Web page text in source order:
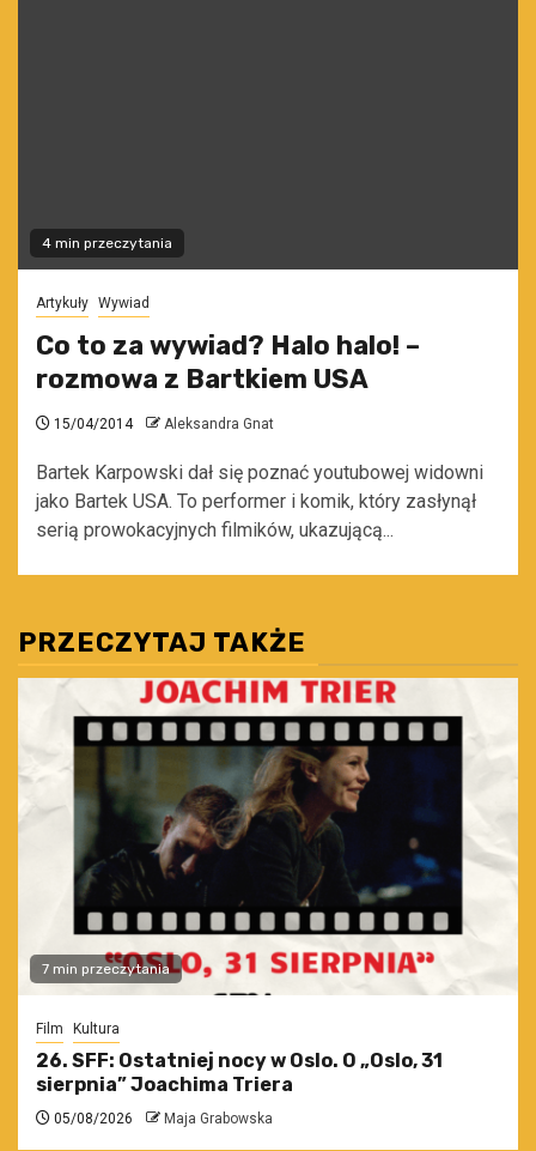
4 min przeczytania
Artykuły Wywiad
Co to za wywiad? Halo halo! –
rozmowa z Bartkiem USA
15/04/2014 Aleksandra Gnat
Bartek Karpowski dał się poznać youtubowej widowni
jako Bartek USA. To performer i komik, który zasłynął
serią prowokacyjnych filmików, ukazującą...
PRZECZYTAJ TAKŻE
7 min przeczytania
Film Kultura
26. SFF: Ostatniej nocy w Oslo. O „Oslo, 31
sierpnia” Joachima Triera
05/08/2026 Maja Grabowska